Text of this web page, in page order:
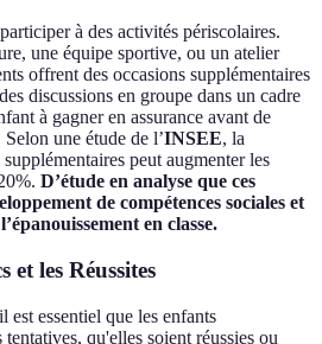
à des activités périscolaires.
une équipe sportive, ou un atelier
offrent des occasions supplémentaires
discussions en groupe dans un cadre
à gagner en assurance avant de
une étude de l’INSEE, la
peut augmenter les
D’étude en analyse que ces
de compétences sociales et
en classe.
et les Réussites
essentiel que les enfants
qu'elles soient réussies ou